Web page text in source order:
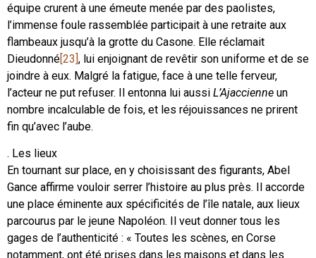
équipe crurent à une émeute menée par des paolistes,
l’immense foule rassemblée participait à une retraite aux
flambeaux jusqu’à la grotte du Casone. Elle réclamait
Dieudonné[23], lui enjoignant de revêtir son uniforme et de se
joindre à eux. Malgré la fatigue, face à une telle ferveur,
l’acteur ne put refuser. Il entonna lui aussi L’Ajaccienne un
nombre incalculable de fois, et les réjouissances ne prirent
fin qu’avec l’aube.
. Les lieux
En tournant sur place, en y choisissant des figurants, Abel
Gance affirme vouloir serrer l’histoire au plus près. Il accorde
une place éminente aux spécificités de l’île natale, aux lieux
parcourus par le jeune Napoléon. Il veut donner tous les
gages de l’authenticité : « Toutes les scènes, en Corse
notamment, ont été prises dans les maisons et dans les